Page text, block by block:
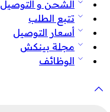
الشحن و التوصيل
تتبع الطلب
أسعار التوصيل
مجلة بينكش
الوظائف